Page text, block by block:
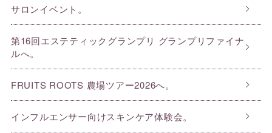
サロンイベント。
第16回エステティックグランプリ グランプリファイナ
ルへ。
FRUITS ROOTS 農場ツアー2026へ。
インフルエンサー向けスキンケア体験会。